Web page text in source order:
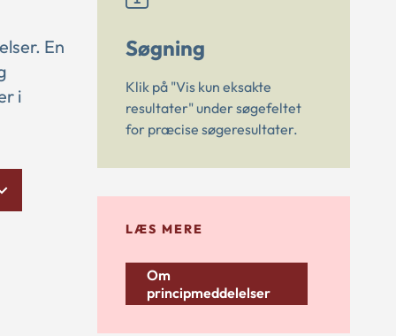
En
i
Søgning
Klik på "Vis kun eksakte
resultater" under søgefeltet
for præcise søgeresultater.
LÆS MERE
Om
principmeddelelser